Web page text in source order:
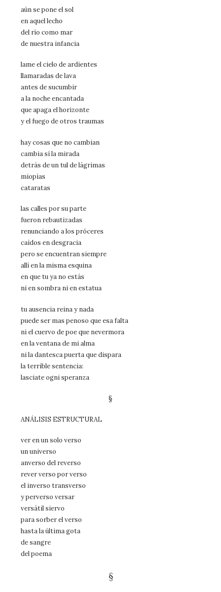
aún se pone el sol
en aquel lecho
del río como mar
de nuestra infancia
lame el cielo de ardientes
llamaradas de lava
antes de sucumbir
a la noche encantada
que apaga el horizonte
y el fuego de otros traumas
hay cosas que no cambian
cambia sí la mirada
detrás de un tul de lágrimas
miopías
cataratas
las calles por su parte
fueron rebautizadas
renunciando a los próceres
caídos en desgracia
pero se encuentran siempre
allí en la misma esquina
en que tu ya no estás
ni en sombra ni en estatua
tu ausencia reina y nada
puede ser mas penoso que esa falta
ni el cuervo de poe que nevermora
en la ventana de mi alma
ni la dantesca puerta que dispara
la terrible sentencia:
lasciate ogni speranza
§
ANÁLISIS ESTRUCTURAL
ver en un solo verso
un universo
anverso del reverso
rever verso por verso
el inverso transverso
y perverso versar
versátil siervo
para sorber el verso
hasta la última gota
de sangre
del poema
§